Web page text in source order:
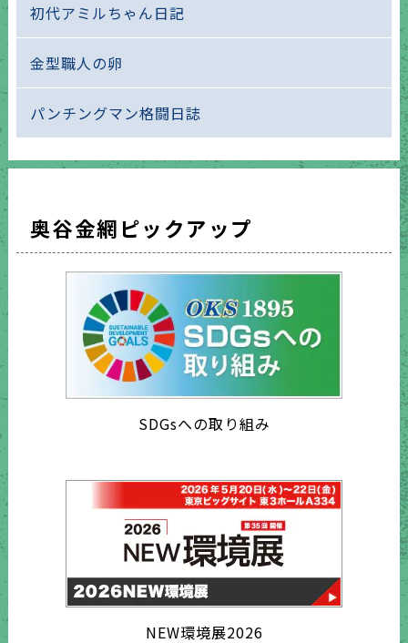
初代アミルちゃん日記
金型職人の卵
パンチングマン格闘日誌
奥谷金網ピックアップ
SDGsへの取り組み
NEW環境展2026